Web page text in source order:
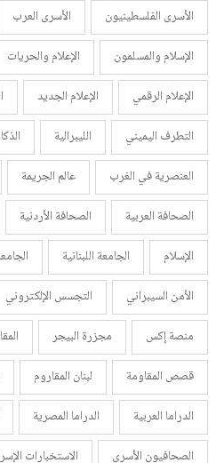
الأسرى الفلسطينيون
الأسرى العرب
الإسلام والمسلمون
الإعلام والحريات
الإعلام الرقمي
الإعلام الجديد
التطرف اليميني
الليبرالية
العنصرية في الغرب
عالم الجريمة
الصحافة العربية
الصحافة الأردنية
الإسلام
الجامعة اللبنانية
الأمن السيبراني
التجسس الإلكتروني
منصة إكس
مجزرة البيجر
قصص المقاومة
لبنان المقاروم
الدراما العربية
الدراما المصرية
الصحافيون الأسرى
الاستخبارات